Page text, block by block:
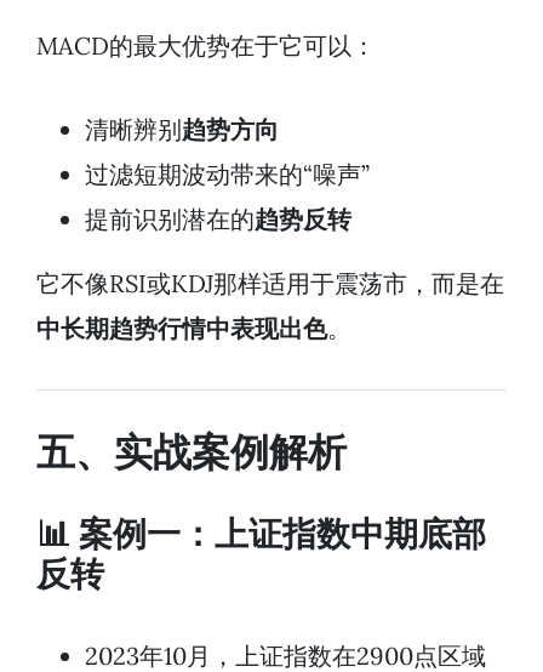
MACD的最大优势在于它可以：
清晰辨别趋势方向
过滤短期波动带来的“噪声”
提前识别潜在的趋势反转
它不像RSI或KDJ那样适用于震荡市，而是在
中长期趋势行情中表现出色。
五、实战案例解析
📊 案例一：上证指数中期底部
反转
2023年10月，上证指数在2900点区域